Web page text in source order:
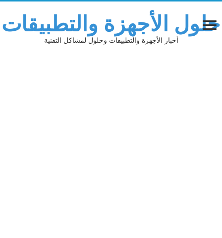
حلول الأجهزة والتطبيقات
أخبار الأجهزة والتطبيقات وحلول لمشاكل التقنية